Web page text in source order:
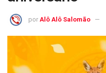
por Alô Alô Salomão